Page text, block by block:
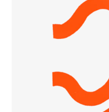
Arrangementer og konserter
Ledige stillinger